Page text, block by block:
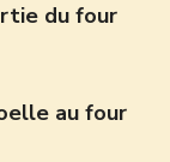
du four
au four